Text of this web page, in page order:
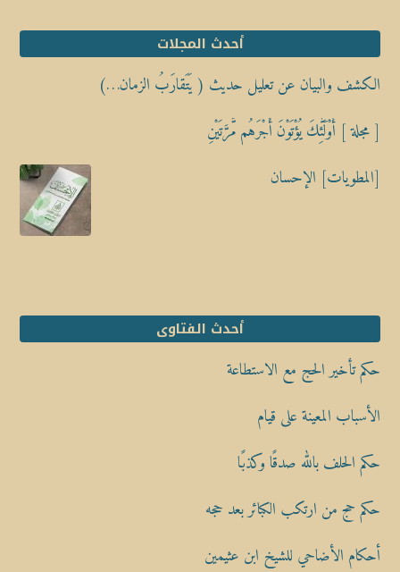
أحدث المجلات
الكشف والبيان عن تعليل حديث ( يَتَقارَبُ الزمان…)
[ مجلة ] أُوْلَٰٓئِكَ يُؤْتَوْنَ أَجْرَهُم مَّرَّتَيْنِ
[المطويات] الإحسان
أحدث الفتاوى
حكم تأخير الحج مع الاستطاعة
الأسباب المعينة على قيام
حكم الحلف بالله صدقًا وكذبًا
حكم حج من ارتكب الكبائر بعد حجه
أحكام الأضاحي للشيخ ابن عثيمين